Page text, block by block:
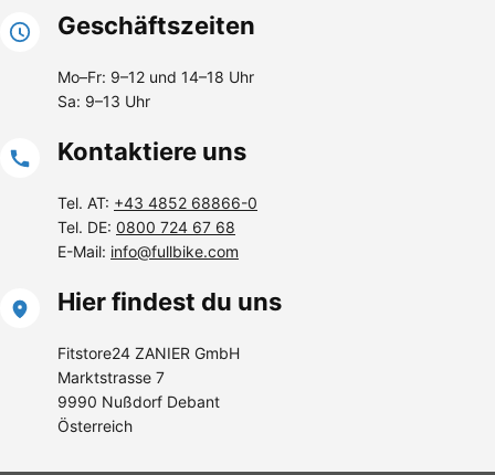
Geschäftszeiten
Mo–Fr: 9–12 und 14–18 Uhr
Sa: 9–13 Uhr
Kontaktiere uns
Tel. AT: +43 4852 68866-0
Tel. DE: 0800 724 67 68
E-Mail: info@fullbike.com
Hier findest du uns
Fitstore24 ZANIER GmbH
Marktstrasse 7
9990 Nußdorf Debant
Österreich